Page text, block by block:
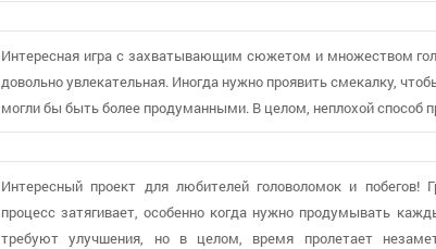
Интересная игра с захватывающим сюжетом и множеством
довольно увлекательная. Иногда нужно проявить смекалку,
могли бы быть более продуманными. В целом, неплохой способ
Интересный проект для любителей головоломок и побегов!
процесс затягивает, особенно когда нужно продумывать
требуют улучшения, но в целом, время пролетает